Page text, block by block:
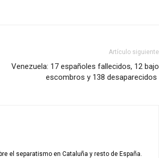
Artículo siguiente
Venezuela: 17 españoles fallecidos, 12 bajo
escombros y 138 desaparecidos
el separatismo en Cataluña y resto de España.